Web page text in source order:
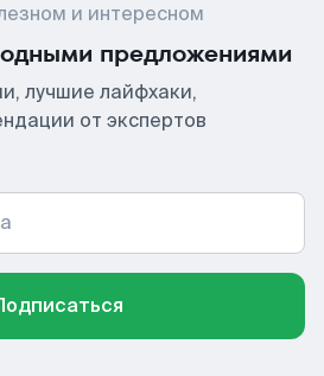
и интересном
предложениями
лучшие лайфхаки,
от экспертов